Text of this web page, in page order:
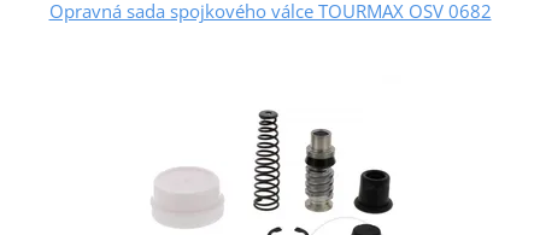
Opravná sada spojkového válce TOURMAX OSV 0682